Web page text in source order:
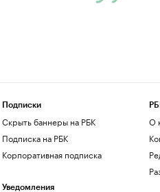
Подписки
Скрыть баннеры на РБК
Подписка на РБК
Корпоративная подписка
Уведомления
О